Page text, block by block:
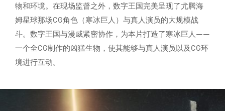
物和环境。在现场监督之外，数字王国完美呈现了尤腾海
姆星球那场CG角色（寒冰巨人）与真人演员的大规模战
斗。数字王国与漫威紧密协作，为本片打造了寒冰巨人——
一个全CG制作的凶猛生物，使其能够与真人演员以及CG环
境进行互动。